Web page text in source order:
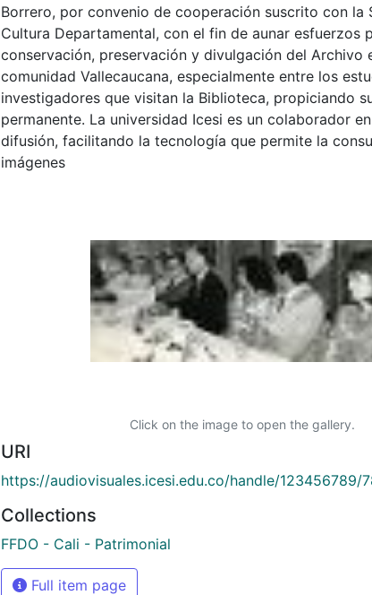
Borrero, por convenio de cooperación suscrito con la
Cultura Departamental, con el fin de aunar esfuerzos
conservación, preservación y divulgación del Archivo
comunidad Vallecaucana, especialmente entre los
investigadores que visitan la Biblioteca, propiciando
permanente. La universidad Icesi es un colaborador
difusión, facilitando la tecnología que permite la
imágenes
Click on the image to open the gallery.
URI
https://audiovisuales.icesi.edu.co/handle/123456789/
Collections
FFDO - Cali - Patrimonial
Full item page